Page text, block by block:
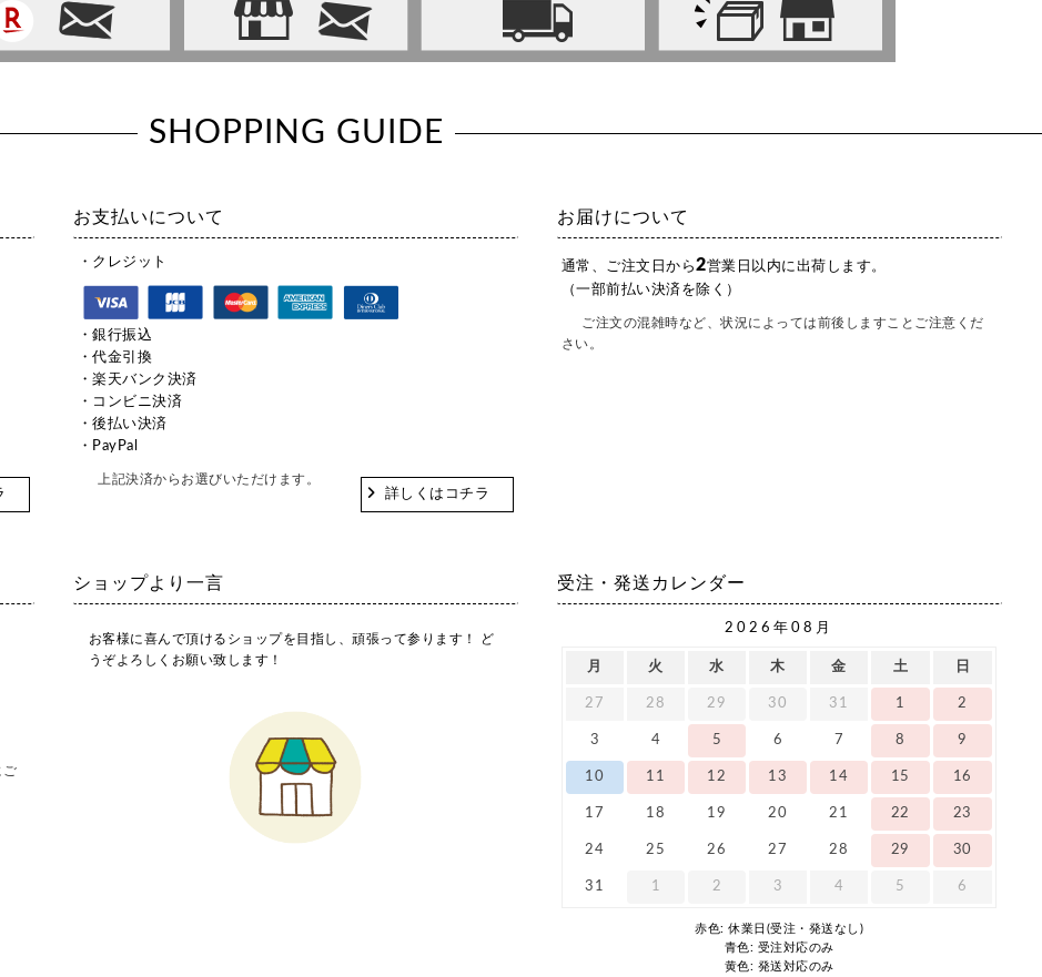
SHOPPING GUIDE
お支払いについて
・クレジット
・銀行振込
・代金引換
・楽天バンク決済
・コンビニ決済
・後払い決済
・PayPal
上記決済からお選びいただけます。
詳しくはコチラ
お届けについて
通常、ご注文日から2営業日以内に出荷します。
（一部前払い決済を除く）
ご注文の混雑時など、状況によっては前後しますことご注意くだ
さい。
ご
ショップより一言
お客様に喜んで頂けるショップを目指し、頑張って参ります！ ど
うぞよろしくお願い致します！
受注・発送カレンダー
2026年08月
月 火 水 木 金 土 日
27 28 29 30 31 1 2
3 4 5 6 7 8 9
10 11 12 13 14 15 16
17 18 19 20 21 22 23
24 25 26 27 28 29 30
31 1 2 3 4 5 6
赤色: 休業日(受注・発送なし)
青色: 受注対応のみ
黄色: 発送対応のみ